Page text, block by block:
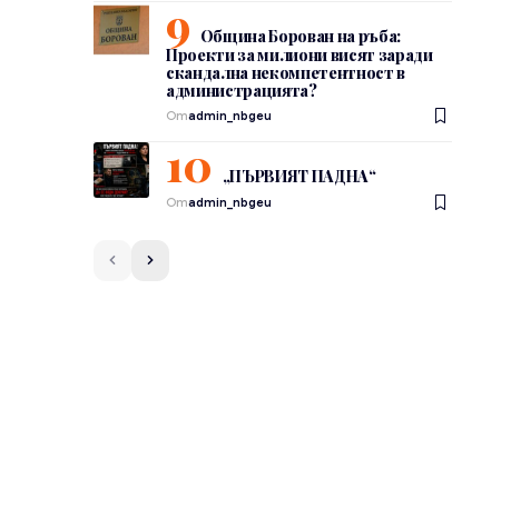
Община Борован на ръба:
Проекти за милиони висят заради
скандална некомпетентност в
администрацията?
Отadmin_nbgeu
„ПЪРВИЯТ ПАДНА“
Отadmin_nbgeu